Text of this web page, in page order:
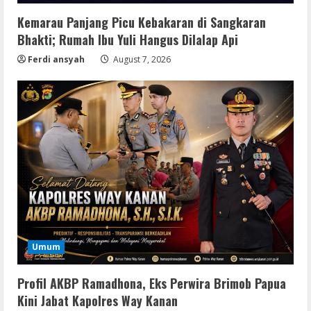
Kemarau Panjang Picu Kebakaran di Sangkaran
Bhakti; Rumah Ibu Yuli Hangus Dilalap Api
Ferdi ansyah August 7, 2026
Umum
Profil AKBP Ramadhona, Eks Perwira Brimob Papua
Kini Jabat Kapolres Way Kanan
2
Serialers
Adobe Acrobat Pro 2021 Portable only
[100% Worked] [Windows] 2025